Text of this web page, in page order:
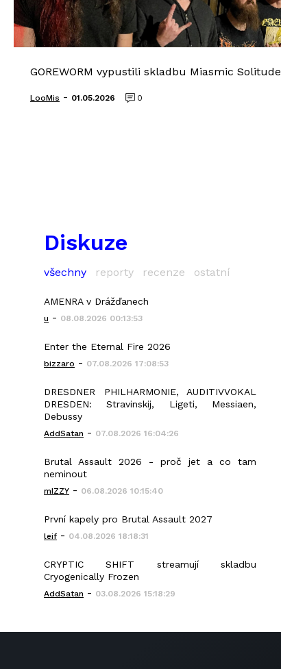
GOREWORM vypustili skladbu Miasmic Solitude
LooMis - 01.05.2026 0
Diskuze
všechny reporty recenze ostatní
AMENRA v Drážďanech
u - 08.08.2026 00:13:53
Enter the Eternal Fire 2026
bizzaro - 07.08.2026 17:08:53
DRESDNER PHILHARMONIE, AUDITIVVOKAL
DRESDEN: Stravinskij, Ligeti, Messiaen,
Debussy
AddSatan - 07.08.2026 16:04:26
Brutal Assault 2026 - proč jet a co tam
neminout
mIZZY - 06.08.2026 10:15:40
První kapely pro Brutal Assault 2027
leif - 04.08.2026 18:18:31
CRYPTIC SHIFT streamují skladbu
Cryogenically Frozen
AddSatan - 03.08.2026 15:18:29